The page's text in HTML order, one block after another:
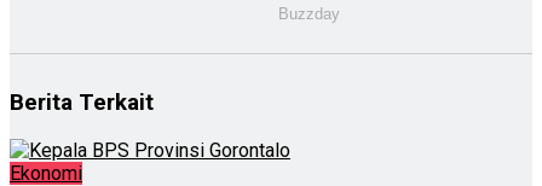
Berita Terkait
Ekonomi